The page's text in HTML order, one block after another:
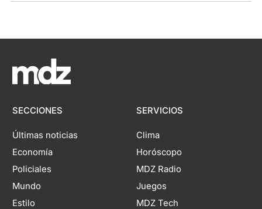
SECCIONES
Últimas noticias
Economía
Policiales
Mundo
Estilo
SERVICIOS
Clima
Horóscopo
MDZ Radio
Juegos
MDZ Tech